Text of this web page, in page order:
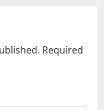
Required